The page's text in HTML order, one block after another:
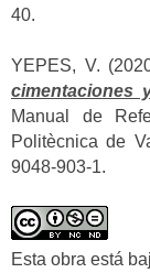
40.
YEPES, V.
cimentaciones
Manual de
Politècnica de
9048-903-1.
Esta obra está